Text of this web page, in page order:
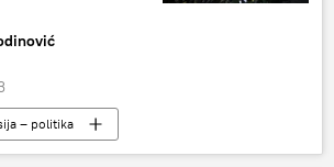
– politika
Vladimir Putin